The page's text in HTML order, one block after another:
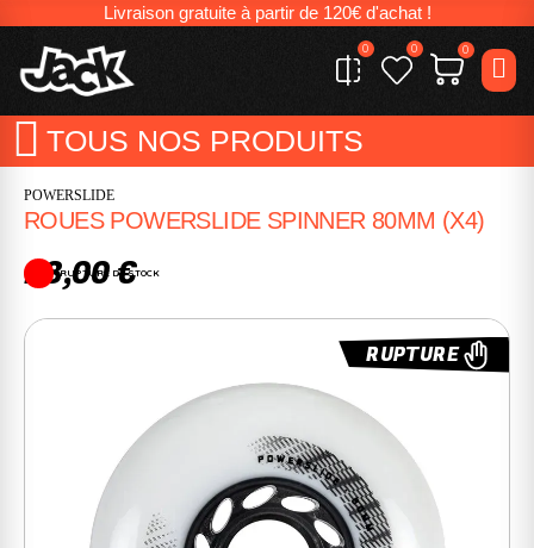
Livraison gratuite à partir de 120€ d'achat !
0 0 0
TOUS NOS PRODUITS
POWERSLIDE
ROUES POWERSLIDE SPINNER 80MM (X4)
28,00 €
RUPTURE DE STOCK
RUPTURE